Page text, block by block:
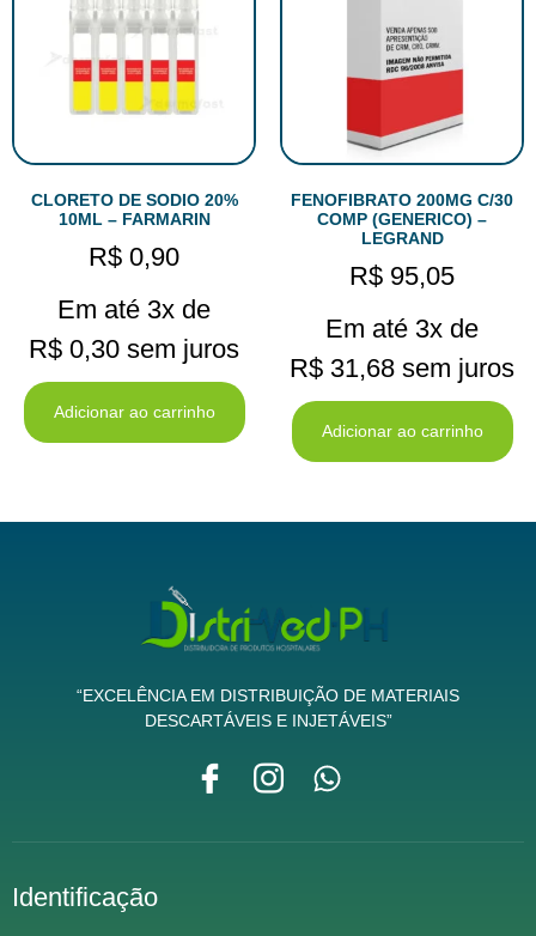
CLORETO DE SODIO 20%
10ML – FARMARIN
R$ 0,90
Em até 3x de
R$ 0,30 sem juros
Adicionar ao carrinho
FENOFIBRATO 200MG C/30
COMP (GENERICO) –
LEGRAND
R$ 95,05
Em até 3x de
R$ 31,68 sem juros
Adicionar ao carrinho
“EXCELÊNCIA EM DISTRIBUIÇÃO DE MATERIAIS
DESCARTÁVEIS E INJETÁVEIS”
Identificação